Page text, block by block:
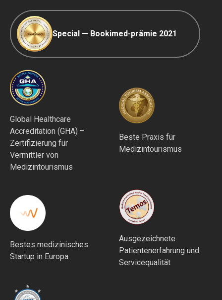
Special — Bookimed-prämie 2021
Global Healthcare
Accreditation (GHA) –
Zertifizierung für
Vermittler von
Medizintourismus
Beste Praxis für
Medizintourismus
Bestes medizinisches
Startup in Europa
Ausgezeichnete
Patientenerfahrung und
Servicequalität